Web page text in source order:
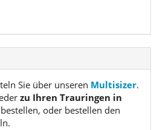
Sie über unseren Multisizer.
zu Ihren Trauringen in
oder bestellen den